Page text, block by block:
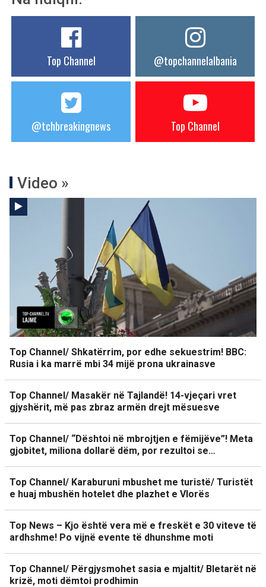
Top Channel @topchannelalbania
@tchbreakingnews Top Channel
Video »
Top Channel/ Shkatërrim, por edhe sekuestrim! BBC:
Rusia i ka marrë mbi 34 mijë prona ukrainasve
Top Channel/ Masakër në Tajlandë! 14-vjeçari vret
gjyshërit, më pas zbraz armën drejt mësuesve
Top Channel/ “Dështoi në mbrojtjen e fëmijëve”! Meta
gjobitet, miliona dollarë dëm, por rezultoi se…
Top Channel/ Karaburuni mbushet me turistë/ Turistët
e huaj mbushën hotelet dhe plazhet e Vlorës
Top News – Kjo është vera më e freskët e 30 viteve të
ardhshme! Po vijnë evente të dhunshme moti
Top Channel/ Përgjysmohet sasia e mjaltit/ Bletarët në
krizë, moti dëmtoi prodhimin